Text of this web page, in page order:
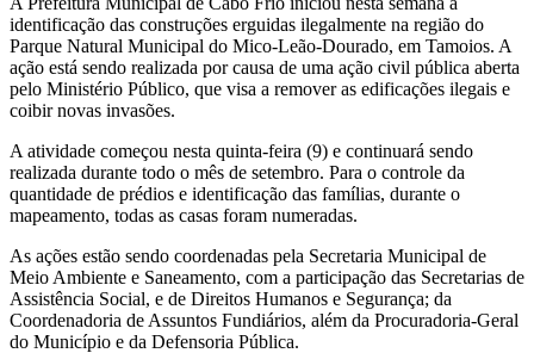
identificação das construções erguidas ilegalmente na região do
Parque Natural Municipal do Mico-Leão-Dourado, em Tamoios. A
ação está sendo realizada por causa de uma ação civil pública aberta
pelo Ministério Público, que visa a remover as edificações ilegais e
coibir novas invasões.
A atividade começou nesta quinta-feira (9) e continuará sendo
realizada durante todo o mês de setembro. Para o controle da
quantidade de prédios e identificação das famílias, durante o
mapeamento, todas as casas foram numeradas.
As ações estão sendo coordenadas pela Secretaria Municipal de
Meio Ambiente e Saneamento, com a participação das Secretarias de
Assistência Social, e de Direitos Humanos e Segurança; da
Coordenadoria de Assuntos Fundiários, além da Procuradoria-Geral
do Município e da Defensoria Pública.